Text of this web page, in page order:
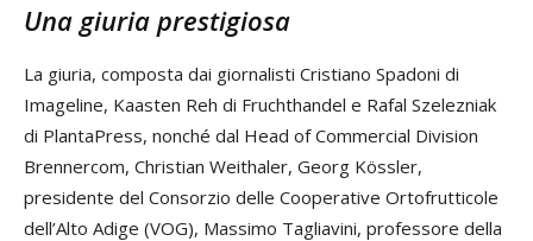
Una giuria prestigiosa
La giuria, composta dai giornalisti Cristiano Spadoni di
Imageline, Kaasten Reh di Fruchthandel e Rafal Szelezniak
di PlantaPress, nonché dal Head of Commercial Division
Brennercom, Christian Weithaler, Georg Kössler,
presidente del Consorzio delle Cooperative Ortofrutticole
dell’Alto Adige (VOG), Massimo Tagliavini, professore della